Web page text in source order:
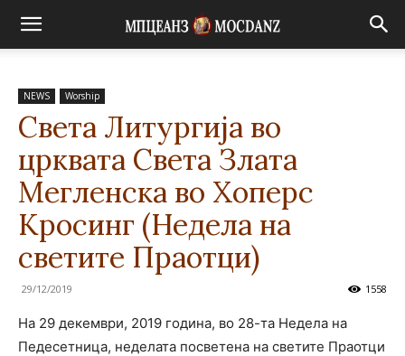
NEWS Worship
Света Литургија во
црквата Света Злата
Мегленска во Хоперс
Кросинг (Недела на
светите Праотци)
29/12/2019 1558
На 29 декември, 2019 година, во 28-та Недела на
Педесетница, неделата посветена на светите Праотци